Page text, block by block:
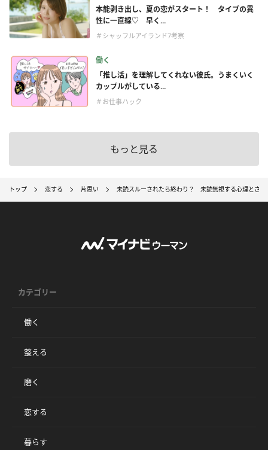
本能剥き出し、夏の恋がスタート！ タイプの異
性に一直線♡ 早く...
＃シャッフルアイランド7考察
働く
「推し活」を理解してくれない彼氏。うまくいく
カップルがしている...
＃お仕事ハック
もっと見る
トップ 恋する 片思い 未読スルーされたら終わり？ 未読無視する心理とされ
カテゴリー
働く
整える
磨く
恋する
暮らす